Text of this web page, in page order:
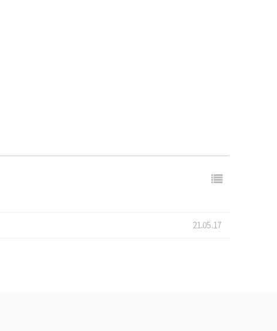
21.05.17